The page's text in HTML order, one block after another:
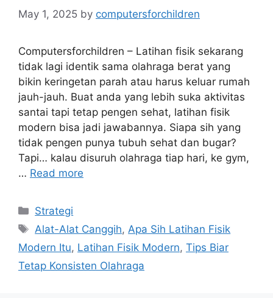
May 1, 2025 by computersforchildren
Computersforchildren – Latihan fisik sekarang
tidak lagi identik sama olahraga berat yang
bikin keringetan parah atau harus keluar rumah
jauh-jauh. Buat anda yang lebih suka aktivitas
santai tapi tetap pengen sehat, latihan fisik
modern bisa jadi jawabannya. Siapa sih yang
tidak pengen punya tubuh sehat dan bugar?
Tapi… kalau disuruh olahraga tiap hari, ke gym,
… Read more
Categories
Strategi
Tags
Alat-Alat Canggih, Apa Sih Latihan Fisik
Modern Itu, Latihan Fisik Modern, Tips Biar
Tetap Konsisten Olahraga